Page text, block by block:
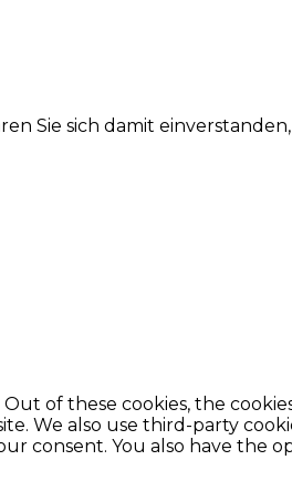
Sie sich damit einverstanden,
of these cookies, the
We also use third-party
consent. You also have the